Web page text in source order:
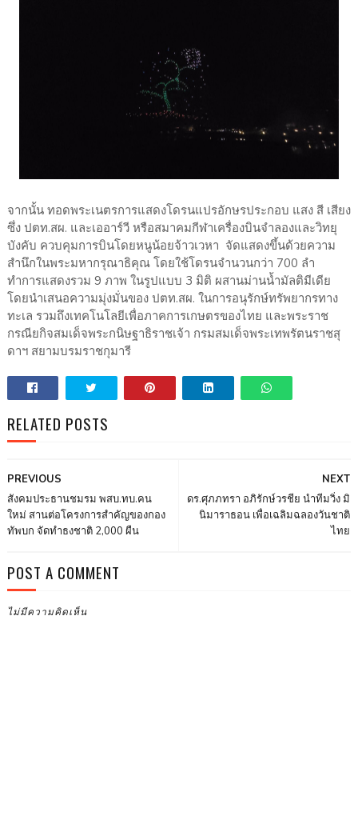
จากนั้น ทอดพระเนตรการแสดงโดรนแปรอักษรประกอบ แสง สี เสียง
ซึ่ง ปตท.สผ. และเออาร์วี หรือสมาคมกีฬาเครื่องบินจำลองและวิทยุ
บังคับ ควบคุมการบินโดยหนูน้อยจ้าวเวหา จัดแสดงขึ้นด้วยความ
สำนึกในพระมหากรุณาธิคุณ โดยใช้โดรนจำนวนกว่า 700 ลำ
ทำการแสดงรวม 9 ภาพ ในรูปแบบ 3 มิติ ผสานม่านน้ำมัลติมีเดีย
โดยนำเสนอความมุ่งมั่นของ ปตท.สผ. ในการอนุรักษ์ทรัพยากรทาง
ทะเล รวมถึงเทคโนโลยีเพื่อภาคการเกษตรของไทย และพระราช
กรณียกิจสมเด็จพระกนิษฐาธิราชเจ้า กรมสมเด็จพระเทพรัตนราชสุ
ดาฯ สยามบรมราชกุมารี
RELATED POSTS
NEXT
ดร.ศุภภทรา อภิรักษ์วรชีย นำทีมวิ่ง มิ
นิมาราธอน เพื่อเฉลิมฉลองวันชาติ
ไทย
PREVIOUS
สังคมประธานชมรม พสบ.ทบ.คน
ใหม่ สานต่อโครงการสำคัญของกอง
ทัพบก จัดทำธงชาติ 2,000 ผืน
POST A COMMENT
ไม่มีความคิดเห็น